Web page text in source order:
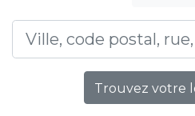
Trouvez votre